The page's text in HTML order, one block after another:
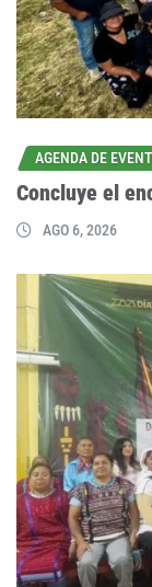
AGENDA DE
Concluye el
AGO 6, 2026